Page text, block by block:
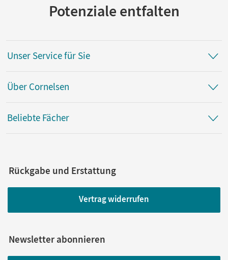
Potenziale entfalten
Unser Service für Sie
Über Cornelsen
Beliebte Fächer
Rückgabe und Erstattung
Vertrag widerrufen
Newsletter abonnieren